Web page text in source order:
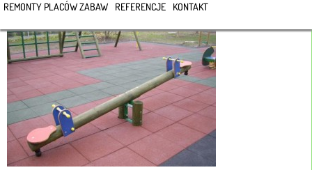
REMONTY PLACÓW ZABAW
REFERENCJE KONTAKT